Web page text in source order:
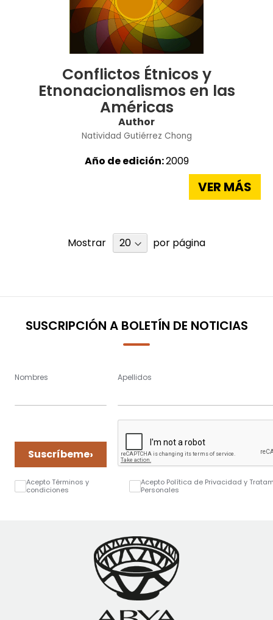
Conflictos Étnicos y
Etnonacionalismos en las
Américas
Author
Natividad Gutiérrez Chong
Año de edición:2009
VER MÁS
Mostrar por página
SUSCRIPCIÓN A BOLETÍN DE NOTICIAS
Nombres Apellidos
Suscríbeme›
Acepto Términos y
condiciones
Acepto Política de Privacidad y
Personales